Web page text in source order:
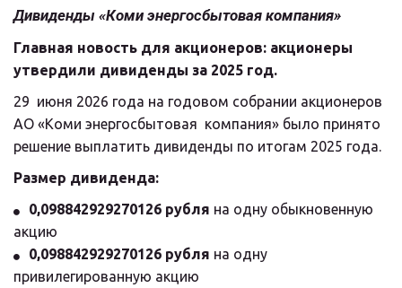
Дивиденды «Коми энергосбытовая компания»
Главная новость для акционеров: акционеры
утвердили дивиденды за 2025 год.
29  июня 2026 года на годовом собрании акционеров
АО «Коми энергосбытовая  компания» было принято
решение выплатить дивиденды по итогам 2025 года.
Размер дивиденда:
0,098842929270126 рубля на одну обыкновенную
акцию
0,098842929270126 рубля на одну
привилегированную акцию